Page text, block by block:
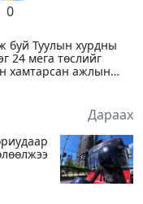
0
буй Туулын хурдны
24 мега төслийг
хамтарсан ажлын
Дараах